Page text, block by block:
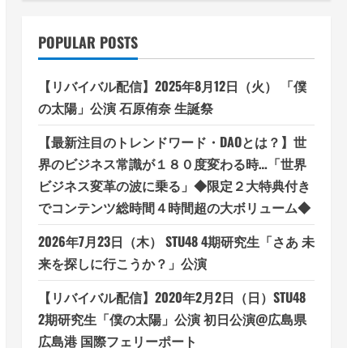
POPULAR POSTS
【リバイバル配信】2025年8月12日（火） 「僕
の太陽」公演 石原侑奈 生誕祭
【最新注目のトレンドワード・DAOとは？】世
界のビジネス常識が１８０度変わる時…「世界
ビジネス変革の波に乗る」◆限定２大特典付き
でコンテンツ総時間４時間超の大ボリューム◆
2026年7月23日（木） STU48 4期研究生「さあ 未
来を探しに行こうか？」公演
【リバイバル配信】2020年2月2日（日）STU48
2期研究生「僕の太陽」公演 初日公演@広島県
広島港 国際フェリーポート